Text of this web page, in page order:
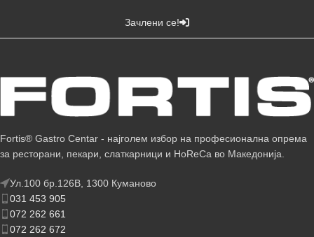
Зачлени се!
Fortis® Gastro Centar - најголем избор на професионална опрема
за ресторани, пекари, слаткарници и HoReCa во Македонија.
Ул.100 бр.126В, 1300 Куманово
031 453 905
072 262 661
072 262 672